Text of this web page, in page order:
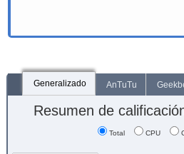
Generalizado AnTuTu
Resumen de
Total CPU